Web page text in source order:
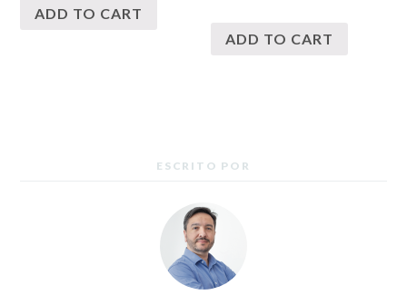
ADD TO CART
ADD TO CART
ESCRITO POR